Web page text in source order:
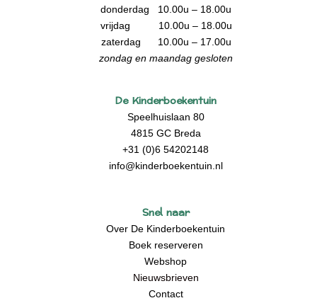
donderdag 10.00u – 18.00u
vrijdag 10.00u – 18.00u
zaterdag 10.00u – 17.00u
zondag en maandag gesloten
De Kinderboekentuin
Speelhuislaan 80
4815 GC Breda
+31 (0)6 54202148
info@kinderboekentuin.nl
Snel naar
Over De Kinderboekentuin
Boek reserveren
Webshop
Nieuwsbrieven
Contact